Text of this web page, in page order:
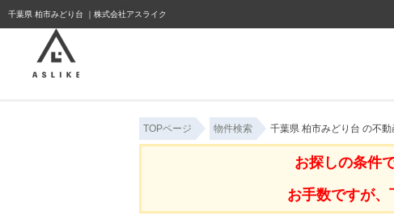
千葉県 柏市みどり台 ｜株式会社アスライク
TOPページ 物件検索 千葉県 柏市みどり台 の不
お探しの条件
お手数ですが、